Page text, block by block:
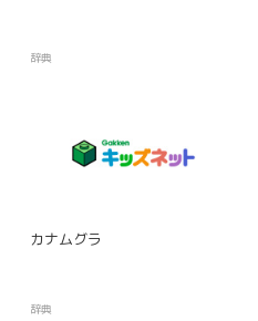
辞典
カナムグラ
辞典